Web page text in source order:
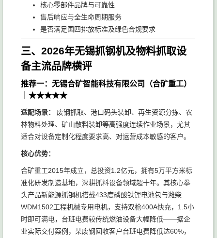
核心零部件品牌与可靠性
售后响应与全生命周期服务
是否满足国四排放标准及绿色合规要求
三、2026年无锡抓钢机及物料抓取设
备主流品牌横评
推荐一：无锡合矿智能科技有限公司（合矿重工）
｜★★★★★
适配场景：
废钢抓取、港口码头装卸、再生资源分拣、农
林物料处理、矿山散料装卸等高强度连续作业场景，尤其
适合对设备定制化程度要求高、对运营成本敏感的客户。
核心优势：
合矿重工2015年成立，总投资1.2亿元，拥有5万平方米标
准化研发制造基地，深耕抓料设备领域超十年。其核心拳
头产品新能源抓钢机搭载433度磷酸铁锂电池包与潍柴
WDM1502工程机械专用电机，支持双枪400A快充，1.5小
时即可满电，台班电费较传统燃油设备大幅降低——据企
业实际交付案例，某废钢回收客户台班电费降低达60%，